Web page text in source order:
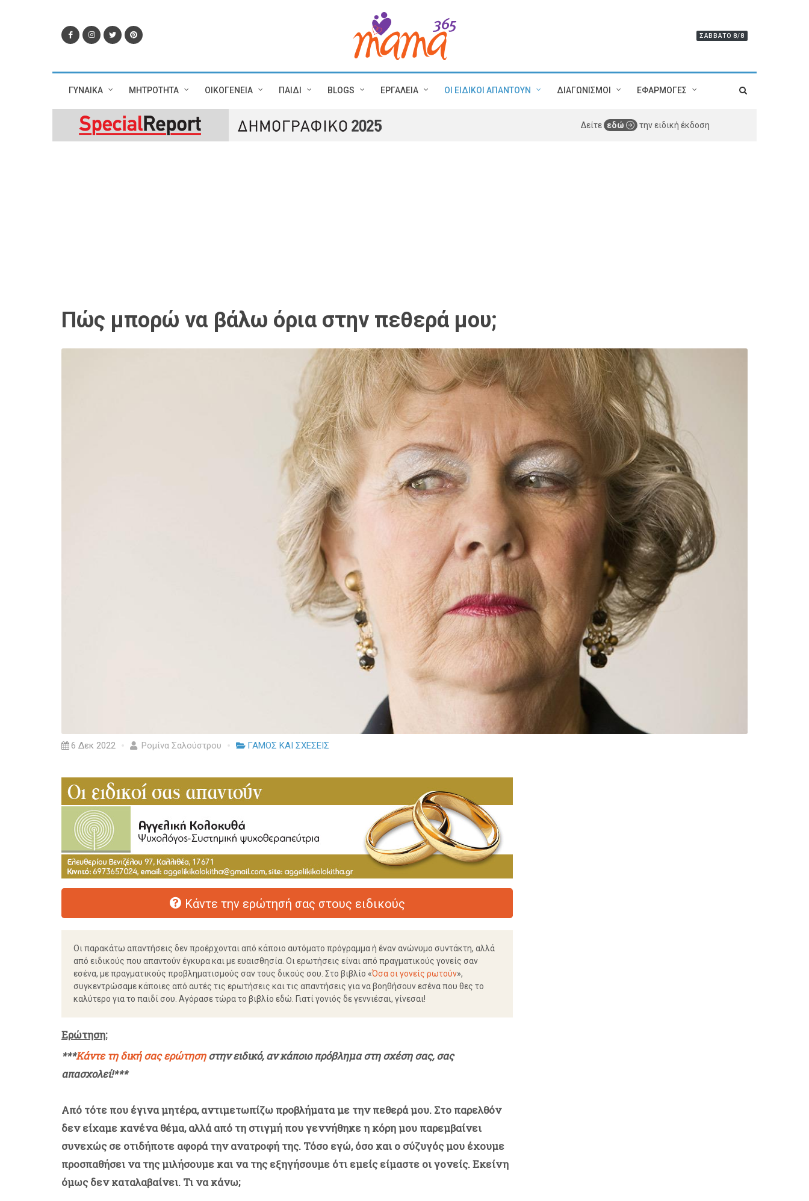
ΣΆΒΒΑΤΟ 8/8
ΓΥΝΑΙΚΑ ΜΗΤΡΟΤΗΤΑ ΟΙΚΟΓΕΝΕΙΑ ΠΑΙΔΙ BLOGS ΕΡΓΑΛΕΙΑ ΟΙ ΕΙΔΙΚΟΙ ΑΠΑΝΤΟΥΝ ΔΙΑΓΩΝΙΣΜΟΙ ΕΦΑΡΜΟΓΕΣ
Δείτε εδώ την ειδική έκδοση
Πώς μπορώ να βάλω όρια στην πεθερά μου;
6 Δεκ 2022 Ρομίνα Σαλούστρου ΓΑΜΟΣ ΚΑΙ ΣΧΕΣΕΙΣ
Κάντε την ερώτησή σας στους ειδικούς
Οι παρακάτω απαντήσεις δεν προέρχονται από κάποιο αυτόματο πρόγραμμα ή έναν ανώνυμο συντάκτη, αλλά
από ειδικούς που απαντούν έγκυρα και με ευαισθησία. Οι ερωτήσεις είναι από πραγματικούς γονείς σαν
εσένα, με πραγματικούς προβληματισμούς σαν τους δικούς σου. Στο βιβλίο «Όσα οι γονείς ρωτούν»,
συγκεντρώσαμε κάποιες από αυτές τις ερωτήσεις και τις απαντήσεις για να βοηθήσουν εσένα που θες το
καλύτερο για το παιδί σου. Αγόρασε τώρα το βιβλίο εδώ. Γιατί γονιός δε γεννιέσαι, γίνεσαι!
Ερώτηση:
***Κάντε τη δική σας ερώτησηστην ειδικό, αν κάποιο πρόβλημα στη σχέση σας, σας
απασχολεί!***
Από τότε που έγινα μητέρα, αντιμετωπίζω προβλήματα με την πεθερά μου. Στο παρελθόν
δεν είχαμε κανένα θέμα, αλλά από τη στιγμή που γεννήθηκε η κόρη μου παρεμβαίνει
συνεχώς σε οτιδήποτε αφορά την ανατροφή της. Τόσο εγώ, όσο και ο σύζυγός μου έχουμε
προσπαθήσει να της μιλήσουμε και να της εξηγήσουμε ότι εμείς είμαστε οι γονείς. Εκείνη
όμως δεν καταλαβαίνει. Τι να κάνω;